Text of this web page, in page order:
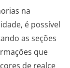
na
é possível
as seções
que
de realce